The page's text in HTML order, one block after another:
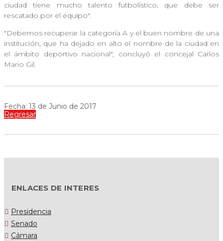
ciudad tiene mucho talento futbolístico, que debe ser
rescatado por el equipo".
"Debemos recuperar la categoría A y el buen nombre de una
institución, que ha dejado en alto el nombre de la ciudad en
el ámbito deportivo nacional", concluyó el concejal Carlos
Mario Gil.
Fecha: 13 de Junio de 2017
Regresar
ENLACES DE INTERES
Presidencia
Senado
Cámara